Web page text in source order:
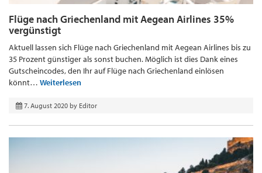
Flüge nach Griechenland mit Aegean Airlines 35%
vergünstigt
Aktuell lassen sich Flüge nach Griechenland mit Aegean Airlines bis zu
35 Prozent günstiger als sonst buchen. Möglich ist dies Dank eines
Gutscheincodes, den Ihr auf Flüge nach Griechenland einlösen
könnt… Weiterlesen
7. August 2020 by Editor